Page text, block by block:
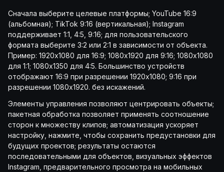
Сначала выберите целевые платформы; YouTube 16:9
(альбомная); TikTok 9:16 (вертикальная); Instagram
поддерживает 1:1, 4:5, 9:16; для пользовательского
формата выберите 3:2 или 2:1 в зависимости от объекта.
Пример: 1920x1080 для 16:9; 1080x1920 для 9:16; 1080x1080
для 1:1; 1080x1350 для 4:5. Большинство устройств
отображают 16:9 при разрешении 1920x1080; 9:16 при
разрешении 1080x1920. без искажений.
Элементы управления позволяют центрировать объекты;
пакетная обработка позволяет применять соотношение
сторон к множеству клипов; автоматизация ускоряет
настройку, нажмите, чтобы сохранить предустановки для
будущих проектов; результаты остаются
последовательными для объектов, визуальных эффектов
Instagram, предварительного просмотра на мобильных